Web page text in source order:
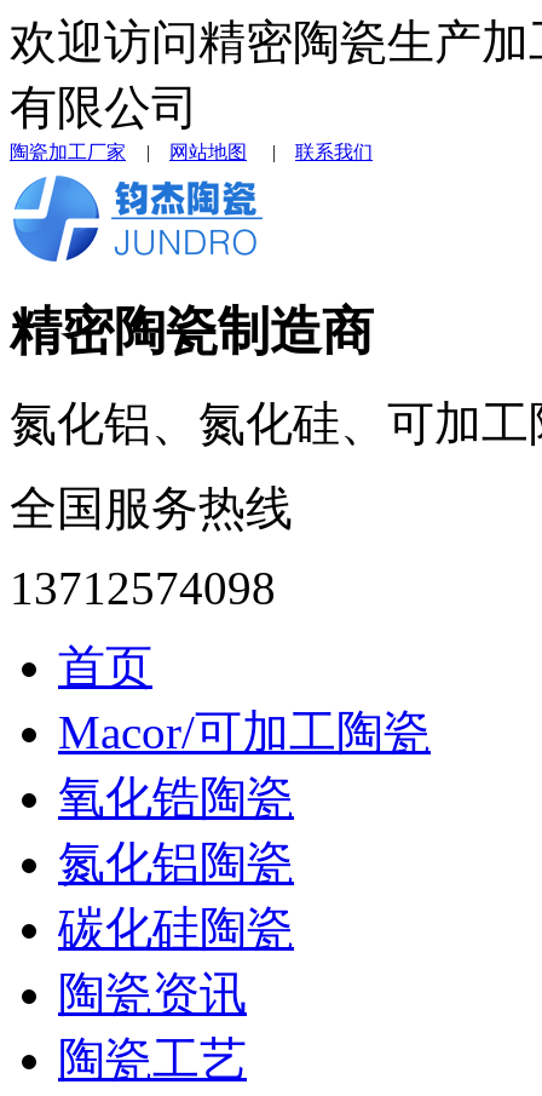
欢迎访问精密陶瓷生产
有限公司
陶瓷加工厂家 | 网站地图 | 联系我们
精密陶瓷制造商
氮化铝、氮化硅、可加
全国服务热线
13712574098
首页
Macor/可加工陶瓷
氧化锆陶瓷
氮化铝陶瓷
碳化硅陶瓷
陶瓷资讯
陶瓷工艺